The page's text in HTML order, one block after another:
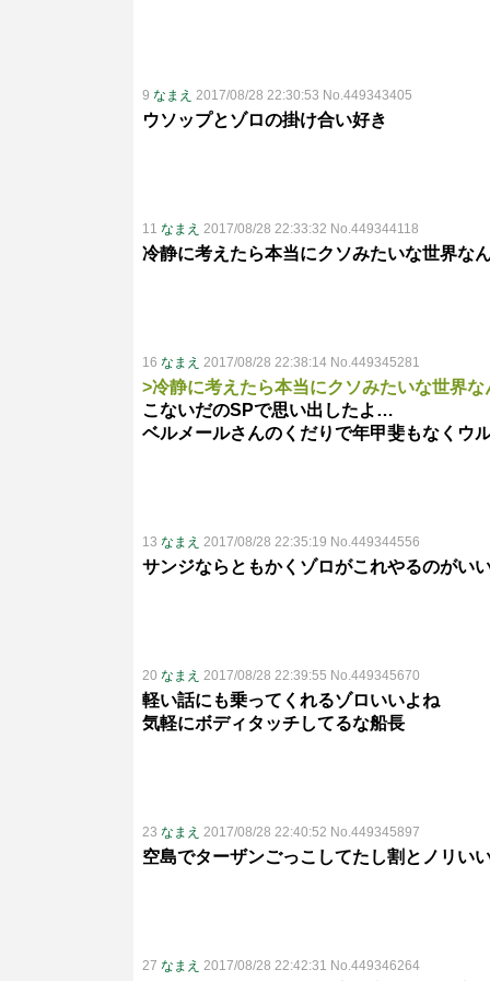
9 なまえ 2017/08/28 22:30:53 No.449343405
ウソップとゾロの掛け合い好き
11 なまえ 2017/08/28 22:33:32 No.449344118
冷静に考えたら本当にクソみたいな世界な
16 なまえ 2017/08/28 22:38:14 No.449345281
>冷静に考えたら本当にクソみたいな世界
こないだのSPで思い出したよ…
ベルメールさんのくだりで年甲斐もなくウ
13 なまえ 2017/08/28 22:35:19 No.449344556
サンジならともかくゾロがこれやるのがい
20 なまえ 2017/08/28 22:39:55 No.449345670
軽い話にも乗ってくれるゾロいいよね
気軽にボディタッチしてるな船長
23 なまえ 2017/08/28 22:40:52 No.449345897
空島でターザンごっこしてたし割とノリい
27 なまえ 2017/08/28 22:42:31 No.449346264